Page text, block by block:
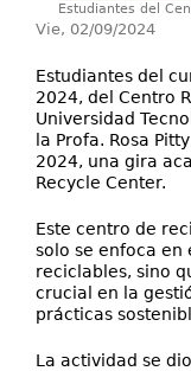
Estudiantes del
Vie, 02/09/2024
Estudiantes del
2024, del Centro
Universidad
la Profa. Rosa
2024, una gira
Recycle Center.
Este centro de
solo se enfoca
reciclables, sino
crucial en la
prácticas
La actividad se